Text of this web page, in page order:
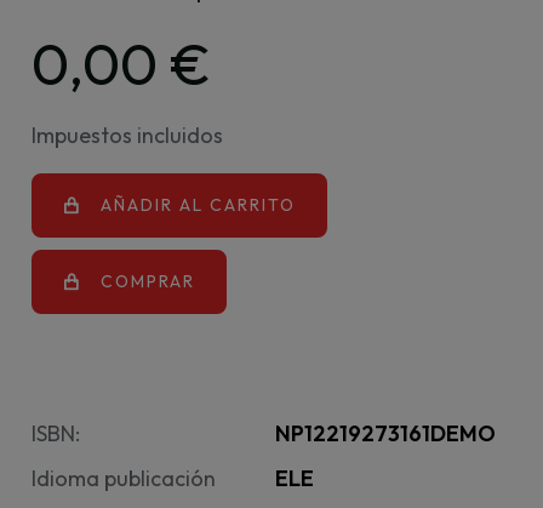
0,00 €
Impuestos incluidos
AÑADIR AL CARRITO
COMPRAR
ISBN:
NP12219273161DEMO
Idioma publicación
ELE